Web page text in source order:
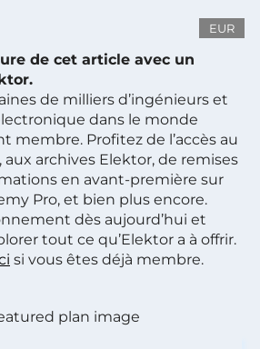
EUR
de cet article avec un
de milliers d’ingénieurs et
dans le monde
membre. Profitez de l’accès au
archives Elektor, de remises
en avant-première sur
Pro, et bien plus encore.
dès aujourd’hui et
tout ce qu’Elektor a à offrir.
si vous êtes déjà membre.